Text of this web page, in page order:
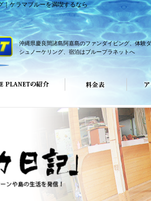
｜ケラマブルーを満喫するなら
沖縄県慶良間諸島阿嘉島のファンダイビング、体験ダ
シュノーケリング、宿泊はブループラネットへ